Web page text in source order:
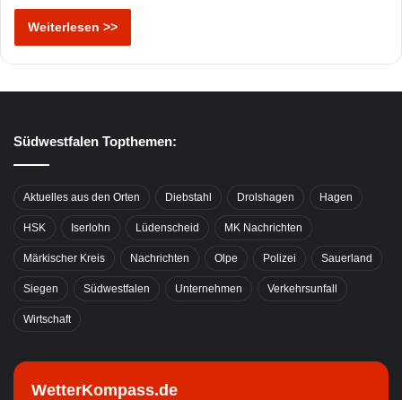
Weiterlesen >>
Südwestfalen Topthemen:
Aktuelles aus den Orten Diebstahl Drolshagen Hagen
HSK Iserlohn Lüdenscheid MK Nachrichten
Märkischer Kreis Nachrichten Olpe Polizei Sauerland
Siegen Südwestfalen Unternehmen Verkehrsunfall
Wirtschaft
WetterKompass.de